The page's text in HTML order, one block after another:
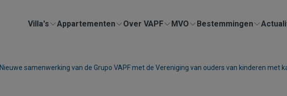
Villa's Appartementen Over VAPF MVO Bestemmingen
Nieuwe samenwerking van de Grupo VAPF met de Vereniging van ouders van kinderen met